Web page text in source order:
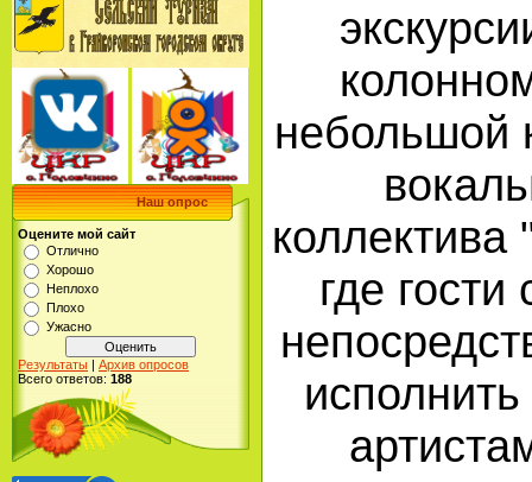
Наш опрос
Оцените мой сайт
Отлично
Хорошо
Неплохо
Плохо
Ужасно
Результаты | Архив опросов
Всего ответов: 188
небольшой
где